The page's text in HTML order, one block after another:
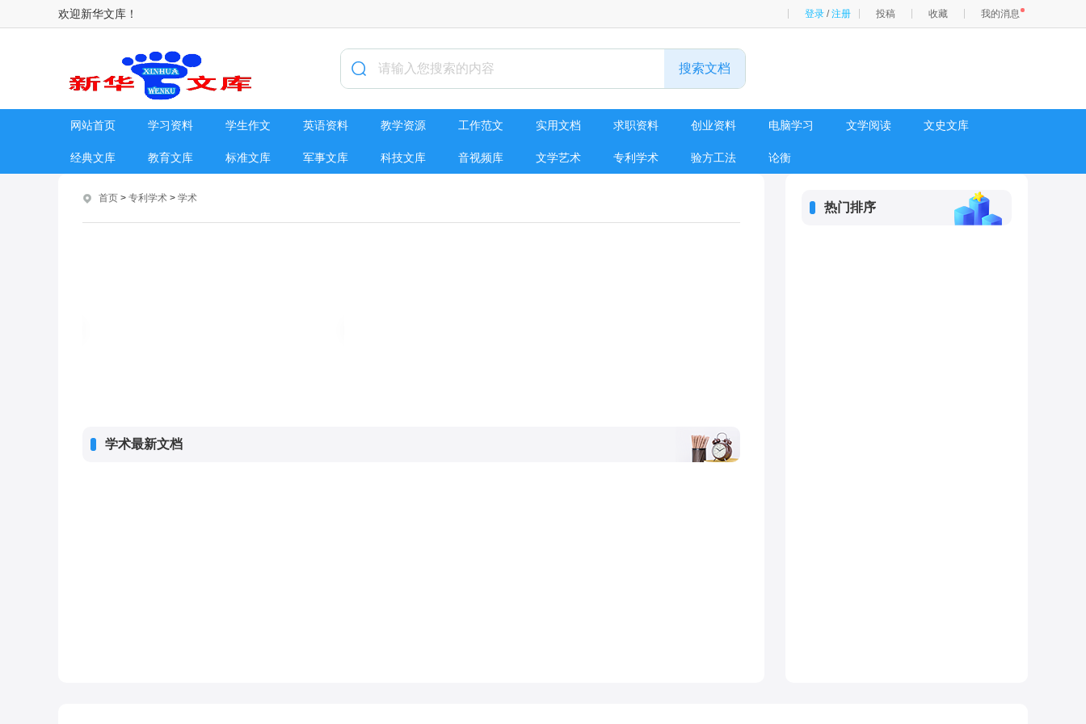
欢迎新华文库！ 登录 /注册 投稿 收藏 我的消息
网站首页 学习资料 学生作文 英语资料 教学资源 工作范文 实用文档 求职资料 创业资料 电脑学习 文学阅读 文史文库
经典文库 教育文库 标准文库 军事文库 科技文库 音视频库 文学艺术 专利学术 验方工法 论衡
首页 > 专利学术 > 学术
学术最新文档
热门排序